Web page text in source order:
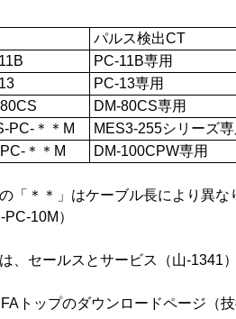
パルス検出CT
PC-11B専用
PC-13専用
DM-80CS専用
PC-＊＊M
MES3-255シリーズ専
＊＊M
DM-100CPW専用
「＊＊」はケーブル長により異な
10M）
、セールスとサービス（山-1341
トップのダウンロードページ（